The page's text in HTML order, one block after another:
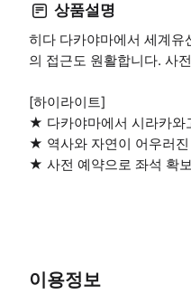
상품설명
히다 다카야마에서 세계유
의 접근도 원활합니다. 사
[하이라이트]
★ 다카야마에서 시라카와
★ 역사와 자연이 어우러진
★ 사전 예약으로 좌석 확
이용정보